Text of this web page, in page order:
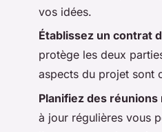
vos idées.
Établissez un contrat
protège les deux
aspects du projet sont
Planifiez des
à jour régulières vous